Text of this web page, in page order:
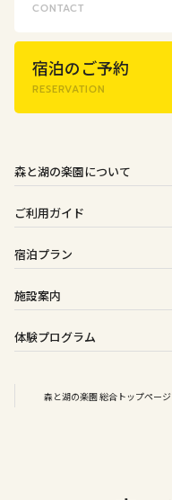
CONTACT
宿泊のご予約
RESERVATION
森と湖の楽園について
ご利用ガイド
宿泊プラン
施設案内
体験プログラム
森と湖の楽園 総合トップページ